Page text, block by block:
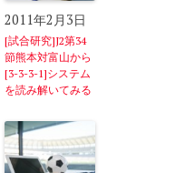
2011年2月3日
[試合研究]J2第34
節熊本対富山から
[3-3-3-1]システム
を読み解いてみる